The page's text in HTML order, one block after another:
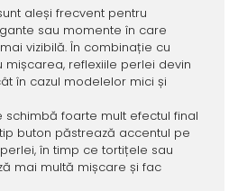
aleși frecvent pentru
sau momente în care
vizibilă. În combinație cu
mișcarea, reflexiile perlei devin
în cazul modelelor mici și
schimbă foarte mult efectul final
buton păstrează accentul pe
în timp ce tortițele sau
mai multă mișcare și fac